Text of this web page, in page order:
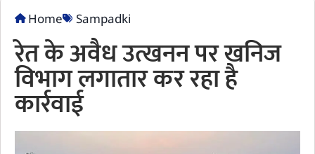
Home Sampadki
रेत के अवैध उत्खनन पर खनिज
विभाग लगातार कर रहा है
कार्रवाई